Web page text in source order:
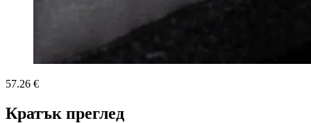
57.26 €
Кратък преглед